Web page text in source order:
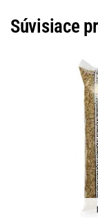
Súvisiace